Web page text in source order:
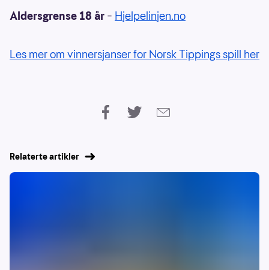
Aldersgrense 18 år – Hjelpelinjen.no
Les mer om vinnersjanser for Norsk Tippings spill her
Relaterte artikler